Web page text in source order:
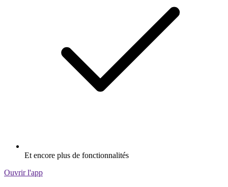
Et encore plus de fonctionnalités
Ouvrir l'app